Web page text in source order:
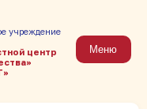
учреждение
центр
Меню